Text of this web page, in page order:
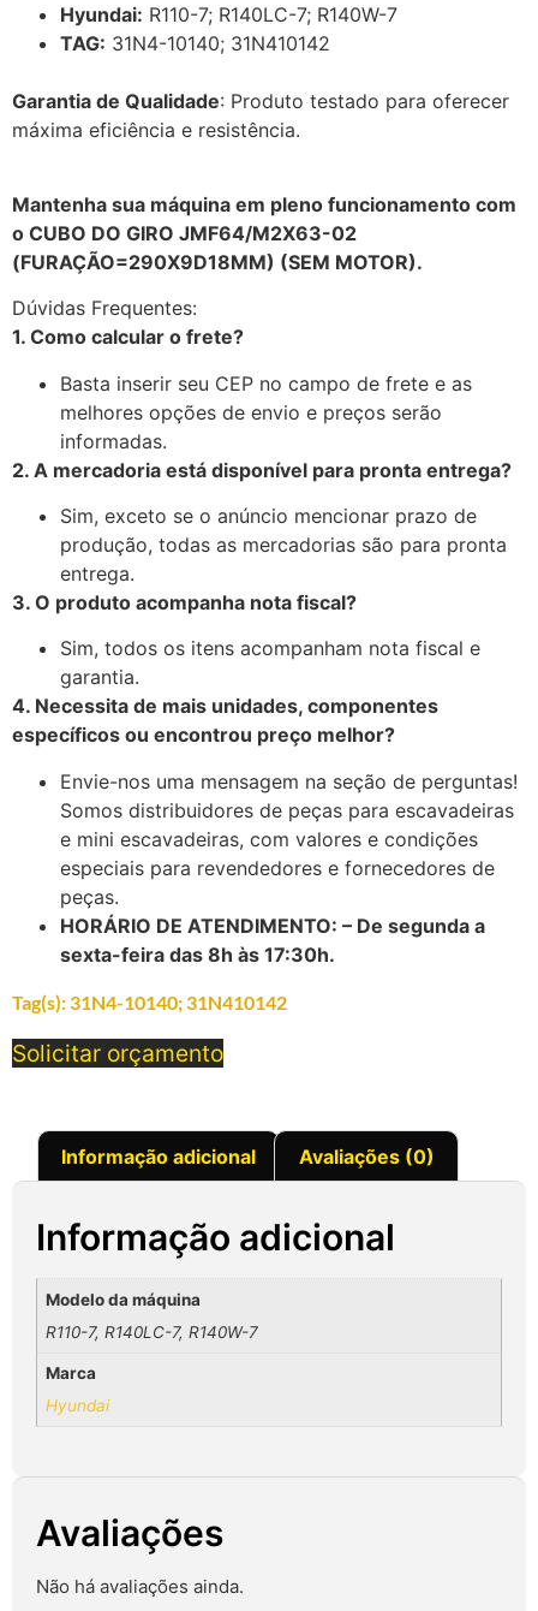
Hyundai: R110-7; R140LC-7; R140W-7
TAG: 31N4-10140; 31N410142
Garantia de Qualidade: Produto testado para oferecer
máxima eficiência e resistência.
Mantenha sua máquina em pleno funcionamento com
o CUBO DO GIRO JMF64/M2X63-02
(FURAÇÃO=290X9D18MM) (SEM MOTOR).
Dúvidas Frequentes:
1. Como calcular o frete?
Basta inserir seu CEP no campo de frete e as
melhores opções de envio e preços serão
informadas.
2. A mercadoria está disponível para pronta entrega?
Sim, exceto se o anúncio mencionar prazo de
produção, todas as mercadorias são para pronta
entrega.
3. O produto acompanha nota fiscal?
Sim, todos os itens acompanham nota fiscal e
garantia.
4. Necessita de mais unidades, componentes
específicos ou encontrou preço melhor?
Envie-nos uma mensagem na seção de perguntas!
Somos distribuidores de peças para escavadeiras
e mini escavadeiras, com valores e condições
especiais para revendedores e fornecedores de
peças.
HORÁRIO DE ATENDIMENTO: – De segunda a
sexta-feira das 8h às 17:30h.
Tag(s):31N4-10140; 31N410142
Solicitar orçamento
Informação adicional Avaliações (0)
Informação adicional
Modelo da máquina
R110-7, R140LC-7, R140W-7
Marca
Hyundai
Avaliações
Não há avaliações ainda.